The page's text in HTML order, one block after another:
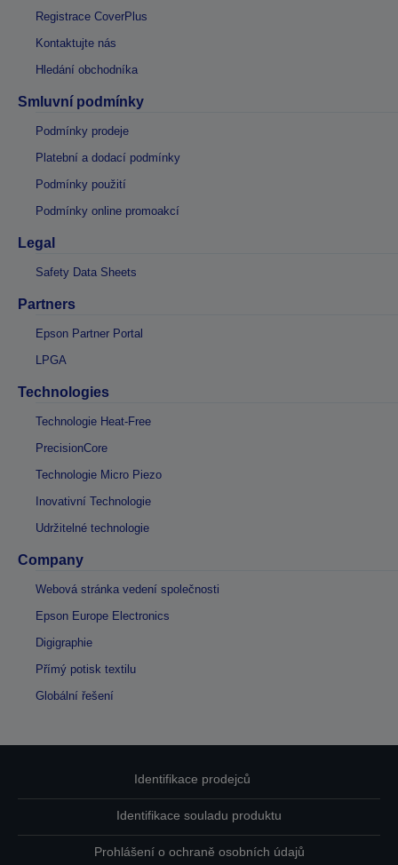
Registrace CoverPlus
Kontaktujte nás
Hledání obchodníka
Smluvní podmínky
Podmínky prodeje
Platební a dodací podmínky
Podmínky použití
Podmínky online promoakcí
Legal
Safety Data Sheets
Partners
Epson Partner Portal
LPGA
Technologies
Technologie Heat-Free
PrecisionCore
Technologie Micro Piezo
Inovativní Technologie
Udržitelné technologie
Company
Webová stránka vedení společnosti
Epson Europe Electronics
Digigraphie
Přímý potisk textilu
Globální řešení
Identifikace prodejců
Identifikace souladu produktu
Prohlášení o ochraně osobních údajů